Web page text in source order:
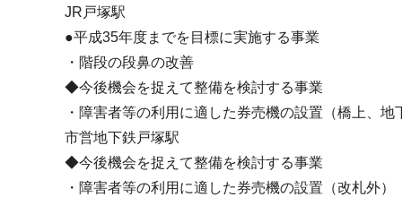
JR戸塚駅
●平成35年度までを目標に実施する事業
・階段の段鼻の改善
◆今後機会を捉えて整備を検討する事業
・障害者等の利用に適した券売機の設置（橋上、地
市営地下鉄戸塚駅
◆今後機会を捉えて整備を検討する事業
・障害者等の利用に適した券売機の設置（改札外）